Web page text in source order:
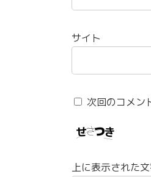
サイト
次回のコメン
上に表示された